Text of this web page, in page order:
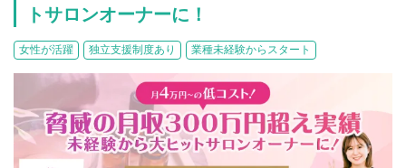
小売業
介護・福祉業
海外FC本部
1001万円以上
関東
東海
四国
塾
飲食
リペアクリーニング
100万以下で開業
会員登録
トサロンオーナーに！
女性が活躍 独立支援制度あり 業種未経験からスタート